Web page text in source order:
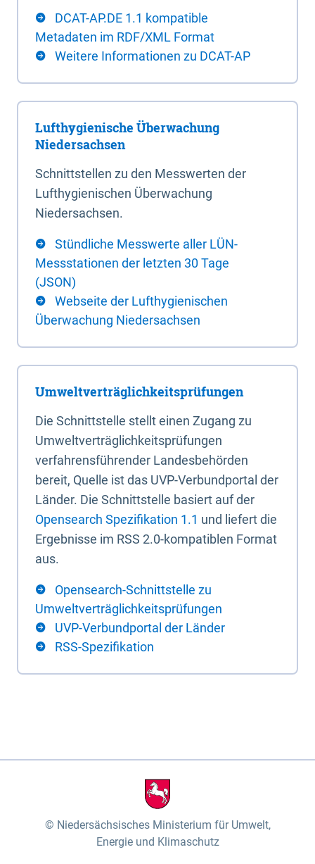
DCAT-AP.DE 1.1 kompatible
Metadaten im RDF/XML Format
Weitere Informationen zu DCAT-AP
Lufthygienische Überwachung
Niedersachsen
Schnittstellen zu den Messwerten der
Lufthygienischen Überwachung
Niedersachsen.
Stündliche Messwerte aller LÜN-
Messstationen der letzten 30 Tage
(JSON)
Webseite der Lufthygienischen
Überwachung Niedersachsen
Umweltverträglichkeitsprüfungen
Die Schnittstelle stellt einen Zugang zu
Umweltverträglichkeitsprüfungen
verfahrensführender Landesbehörden
bereit, Quelle ist das UVP-Verbundportal der
Länder. Die Schnittstelle basiert auf der
Opensearch Spezifikation 1.1 und liefert die
Ergebnisse im RSS 2.0-kompatiblen Format
aus.
Opensearch-Schnittstelle zu
Umweltverträglichkeitsprüfungen
UVP-Verbundportal der Länder
RSS-Spezifikation
Niedersächsisches Ministerium für Umwelt,
Energie und Klimaschutz